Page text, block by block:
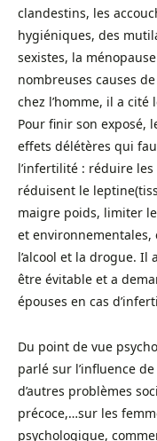
clandestins, les
hygiéniques, des
sexistes, la
nombreuses causes
chez l’homme, il a
Pour finir son exposé,
effets délétères qui
l’infertilité : réduire
réduisent le
maigre poids, limiter
et
l’alcool et la drogue. Il
être évitable et a
épouses en cas
Du point de vue
parlé sur l’influence
d’autres problèmes
précoce,…sur les
psychologique,